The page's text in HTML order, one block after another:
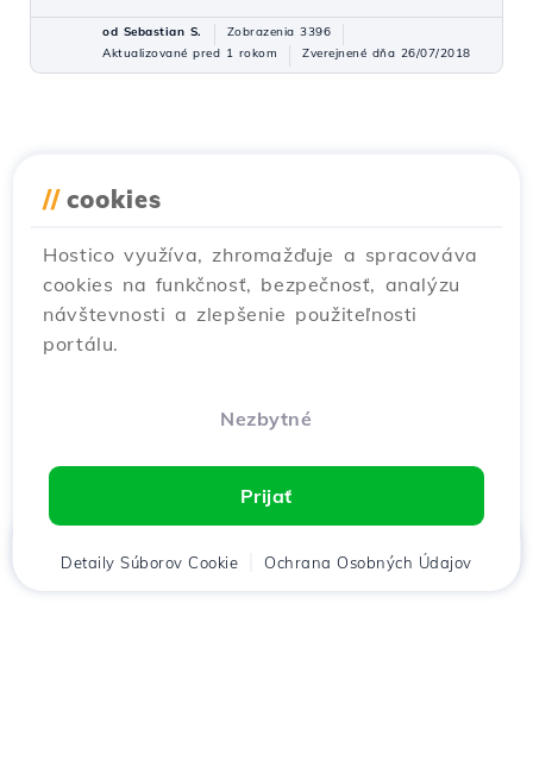
od Sebastian S.
Zobrazenia 3396
Aktualizované pred 1 rokom
Zverejnené dňa 26/07/2018
// cookies
Hostico využíva, zhromažďuje a spracováva
cookies na funkčnosť, bezpečnosť, analýzu
návštevnosti a zlepšenie použiteľnosti
portálu.
Nezbytné
Prijať
Detaily Súborov Cookie Ochrana Osobných Údajov
Domov Klient Košík Chat Menu